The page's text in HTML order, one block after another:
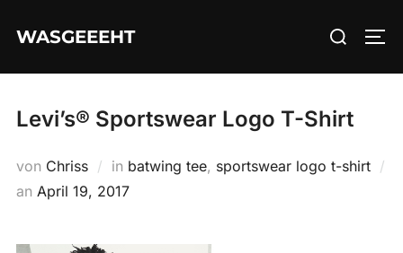
InhaltWASGEEEHT
Suchen
Levi’s® Sportswear Logo T-Shirt
von Chriss in batwing tee, sportswear logo t-shirt
an Veröffentlicht
April 19, 2017